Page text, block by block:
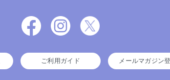
ご利用ガイド メールマガジン